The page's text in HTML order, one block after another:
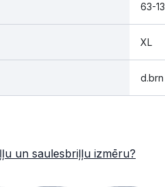
63-13
XL
d.brn
un saulesbriļļu izmēru?